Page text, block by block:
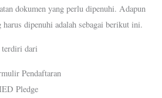
dokumen yang perlu dipenuhi. Adapun
harus dipenuhi adalah sebagai berikut ini.
terdiri dari
Pendaftaran
Pledge